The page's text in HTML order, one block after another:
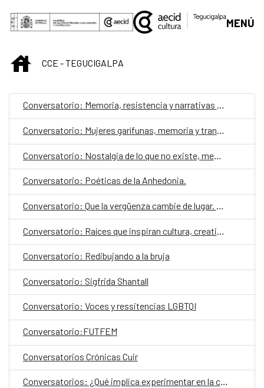
Skip to Main Content
MENÚ
INICIOCCE - TEGUCIGALPA
Conversatorio: Memoria, resistencia y narrativas contra el odio
Conversatorio: Mujeres garífunas, memoria y transmisión cultural
Conversatorio: Nostalgia de lo que no existe, memoria histórica sobre la diversidad sexual en Honduras
Conversatorio: Poéticas de la Anhedonia.
Conversatorio: Que la vergüenza cambie de lugar. Un diálogo abierto sobre violencia y cultura en Honduras
Conversatorio: Redibujando a la bruja
Conversatorio: Sigfrida Shantall
Conversatorio: Voces y ressitencias LGBTQI
Conversatorio:FUTFEM
Conversatorios Crónicas Cuir
Conversatorios: ¿Qué implica experimentar en la ciudad?